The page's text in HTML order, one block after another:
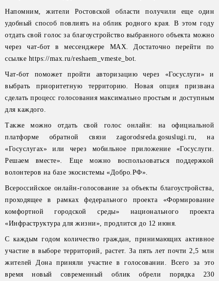
Напомним, жители Ростовской области получили еще один
удобный способ повлиять на облик родного края. В этом году
отдать свой голос за благоустройство выбранного объекта можно
через чат-бот в мессенджере MAX. Достаточно перейти по
ссылке https://max.ru/reshaem_vmeste_bot.
Чат-бот поможет пройти авторизацию через «Госуслуги» и
выбрать приоритетную территорию. Новая опция призвана
сделать процесс голосования максимально простым и доступным
для каждого.
Также можно отдать свой голос онлайн: на официальной
платформе обратной связи zagorodsreda.gosuslugi.ru, на
«Госуслугах» или через мобильное приложение «Госуслуги.
Решаем вместе». Еще можно воспользоваться поддержкой
волонтеров на базе экосистемы «Добро.РФ».
Всероссийское онлайн-голосование за объекты благоустройства,
проходящее в рамках федерального проекта «Формирование
комфортной городской среды» национального проекта
«Инфраструктура для жизни», продлится до 12 июня.
С каждым годом количество граждан, принимающих активное
участие в выборе территорий, растет. За пять лет почти 2,5 млн
жителей Дона приняли участие в голосовании. Всего за это
время новый современный облик обрели порядка 230